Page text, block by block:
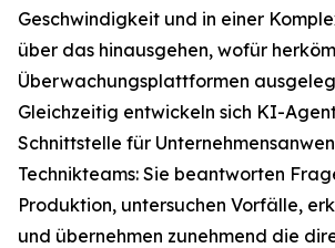
Geschwindigkeit und in einer
über das hinausgehen, wofür
Überwachungsplattformen
Gleichzeitig entwickeln sich KI-
Schnittstelle für
Technikteams: Sie beantworten
Produktion, untersuchen Vorfälle,
und übernehmen zunehmend die